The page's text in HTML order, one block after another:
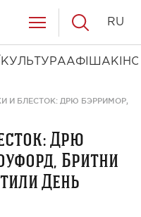
КУЛЬТУРААФІША КІНО
RU
И БЛЕСТОК: ДРЮ БЭРРИМОР,
Дрю
Бритни
День